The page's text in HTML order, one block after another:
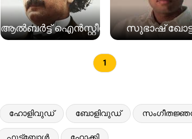
ആൽബർട്ട് ഐൻസ്റ്റീൻ സുഭാഷ്
1
ഹോളിവുഡ് ബോളിവുഡ്